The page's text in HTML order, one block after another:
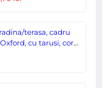
a
fost:
este:
178,00 lei.
terasa, cadru
cu tarusi, corzi